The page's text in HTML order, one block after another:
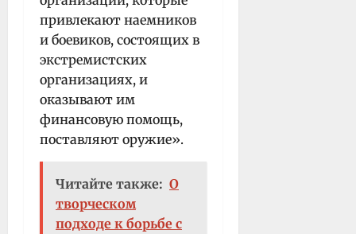
привлекают наемников
и боевиков, состоящих в
экстремистских
организациях, и
оказывают им
финансовую помощь,
поставляют оружие».
Читайте также: О
творческом
подходе к борьбе с